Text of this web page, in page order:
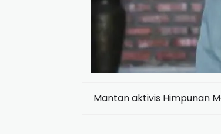
Mantan aktivis Himpunan